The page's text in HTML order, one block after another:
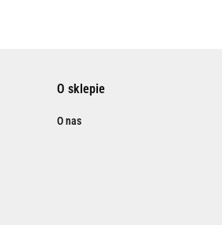
O sklepie
O nas